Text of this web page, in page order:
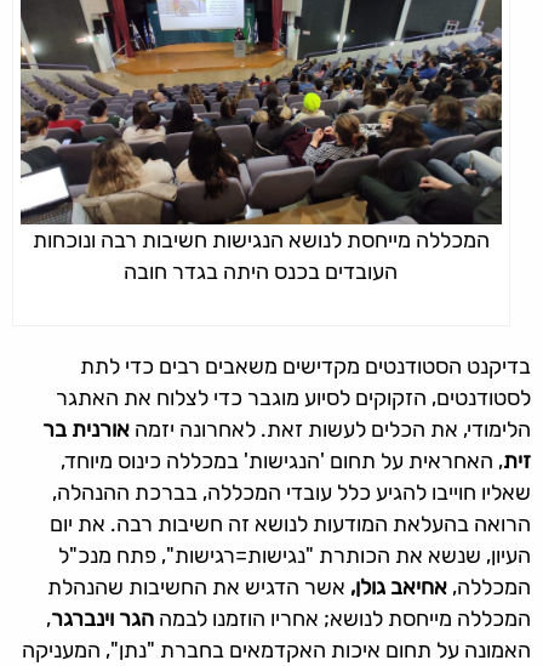
המכללה מייחסת לנושא הנגישות חשיבות רבה ונוכחות
העובדים בכנס היתה בגדר חובה
בדיקנט הסטודנטים מקדישים משאבים רבים כדי לתת
לסטודנטים, הזקוקים לסיוע מוגבר כדי לצלוח את האתגר
הלימודי, את הכלים לעשות זאת. לאחרונה יזמה אורנית בר
זית, האחראית על תחום 'הנגישות' במכללה כינוס מיוחד,
שאליו חוייבו להגיע כלל עובדי המכללה, בברכת ההנהלה,
הרואה בהעלאת המודעות לנושא זה חשיבות רבה. את יום
העיון, שנשא את הכותרת "נגישות=רגישות", פתח מנכ"ל
המכללה, אחיאב גולן, אשר הדגיש את החשיבות שהנהלת
המכללה מייחסת לנושא; אחריו הוזמנו לבמה הגר וינברגר,
האמונה על תחום איכות האקדמאים בחברת "נתן", המעניקה